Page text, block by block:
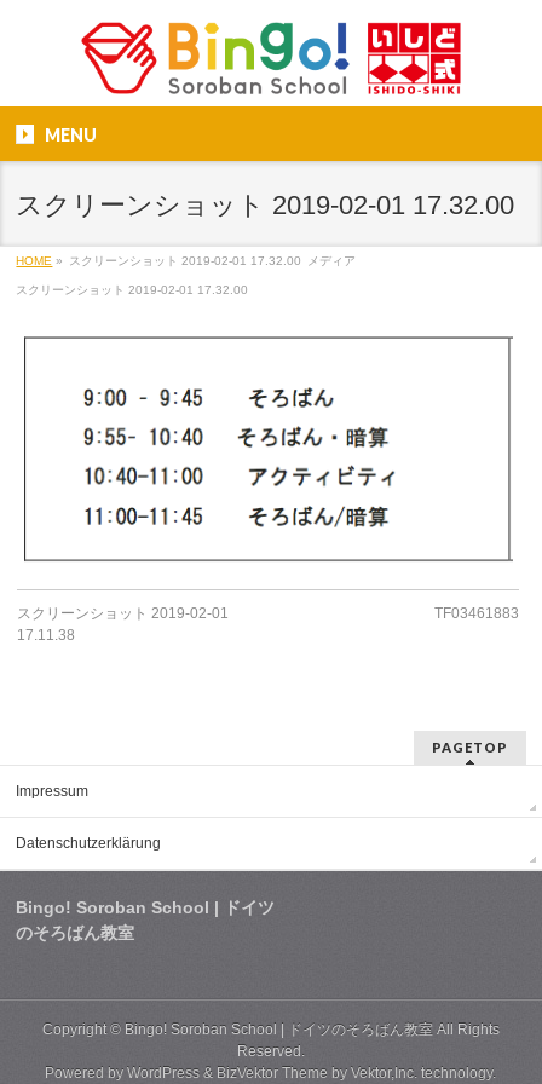
MENU
スクリーンショット 2019-02-01 17.32.00
HOME » スクリーンショット 2019-02-01 17.32.00 メディア
スクリーンショット 2019-02-01 17.32.00
スクリーンショット 2019-02-01
17.11.38
TF03461883
PAGETOP
Impressum
Datenschutzerklärung
Bingo! Soroban School | ドイツ
のそろばん教室
Copyright © Bingo! Soroban School | ドイツのそろばん教室 All Rights
Reserved.
Powered byWordPress & BizVektor Theme byVektor,Inc. technology.